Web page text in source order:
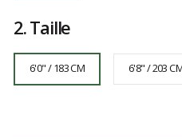
2.Taille
6'0" / 183 CM 6'8" / 203